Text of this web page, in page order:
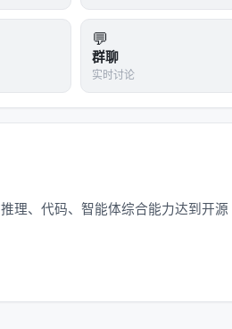
品_catalog_巨大、且业务目标多维
求谨慎的系统设计。 RAG 与
可验证、可规划」的过程，评测也
等过程指标。
PII？版本如何管理？ | 分区索
？ | 级联+早停、缓存热门查
实验、人工审计样本、引用校验 |
过滤 | | 成本 | 每查询 token 与
、embedding 版本兼容、线上 A/B
💬
群聊
实时讨论
理、代码、智能体综合能力达到开源